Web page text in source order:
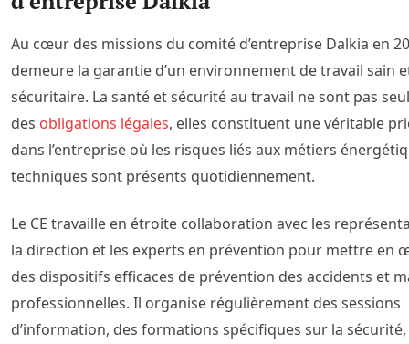
Au cœur des missions du comité d’entreprise Dalkia en
demeure la garantie d’un environnement de travail sain
sécuritaire. La santé et sécurité au travail ne sont pas
des obligations légales, elles constituent une véritable
dans l’entreprise où les risques liés aux métiers
techniques sont présents quotidiennement.
Le CE travaille en étroite collaboration avec les
la direction et les experts en prévention pour mettre en
des dispositifs efficaces de prévention des accidents et
professionnelles. Il organise régulièrement des sessions
d’information, des formations spécifiques sur la